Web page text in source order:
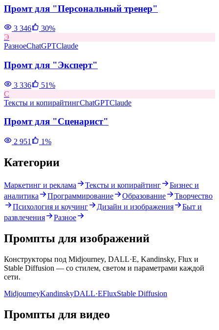
Промт для "Персональный тренер"
3 346 30%
Э
РазноеChatGPTClaude
Промт для "Эксперт"
3 336 51%
С
Тексты и копирайтингChatGPTClaude
Промт для "Сценарист"
2 951 1%
Категории
Маркетинг и реклама Тексты и копирайтинг
Бизнес и
аналитика
Программирование Образование
Творчество
Психология и коучинг
Дизайн и изображения
Быт и
развлечения
Разное
Промпты для изображений
Конструкторы под Midjourney, DALL·E, Kandinsky, Flux и
Stable Diffusion — со стилем, светом и параметрами каждой
сети.
MidjourneyKandinskyDALL·EFluxStable Diffusion
Промпты для видео